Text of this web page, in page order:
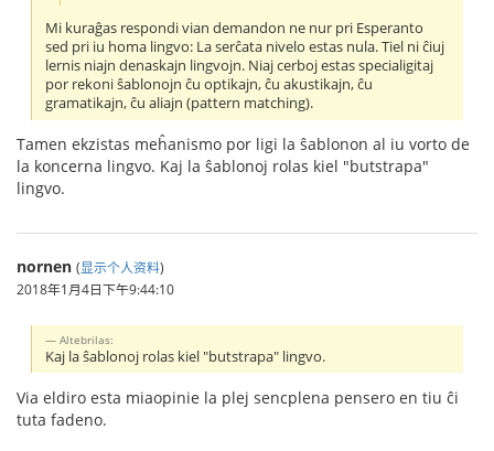
Mi kuraĝas respondi vian demandon ne nur pri Esperanto
sed pri iu homa lingvo: La serĉata nivelo estas nula. Tiel ni ĉiuj
lernis niajn denaskajn lingvojn. Niaj cerboj estas specialigitaj
por rekoni ŝablonojn ĉu optikajn, ĉu akustikajn, ĉu
gramatikajn, ĉu aliajn (pattern matching).
Tamen ekzistas meĥanismo por ligi la ŝablonon al iu vorto de
la koncerna lingvo. Kaj la ŝablonoj rolas kiel "butstrapa"
lingvo.
nornen (显示个人资料)
2018年1月4日下午9:44:10
Altebrilas:
Kaj la ŝablonoj rolas kiel "butstrapa" lingvo.
Via eldiro esta miaopinie la plej sencplena pensero en tiu ĉi
tuta fadeno.